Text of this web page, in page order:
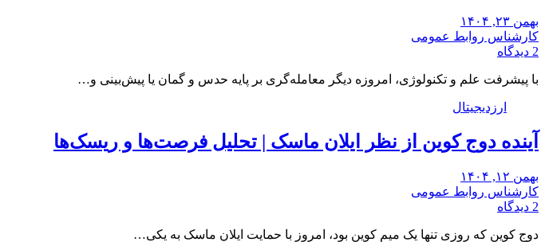
بهمن ۲۳, ۱۴۰۴
کارشناس روابط عمومی
2 دیدگاه
با پیشرفت علم و تکنولوژی، امروزه دیگر معامله‌گری بر پایه حدس و گمان یا پیش‌بینی و…
ارزدیجیتال
آینده دوج کوین از نظر ایلان ماسک | تحلیل فرصت‌ها و ریسک‌ها
بهمن ۱۲, ۱۴۰۴
کارشناس روابط عمومی
2 دیدگاه
دوج کوین که روزی تنها یک میم کوین بود، امروز با حمایت ایلان ماسک به یکی…